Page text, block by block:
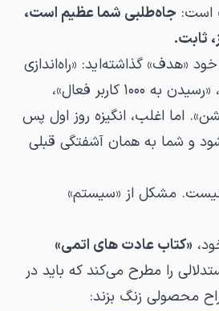
است: جاه‌طلبی شما عظیم است،
خود «هدف» گذاشته‌اید: «راه‌اندازی
محصول تا آخر فصل»، «رسیدن به ۱۰۰۰ کاربر فعال»،
اما اغلب، انگیزه روز اول پس
و شما به همان آشفتگی قبلی
مشکل از «سیستم»
«کتاب عادت های اتمی»
را مطرح می‌کند که باید در
محصولی زنگ بزند: